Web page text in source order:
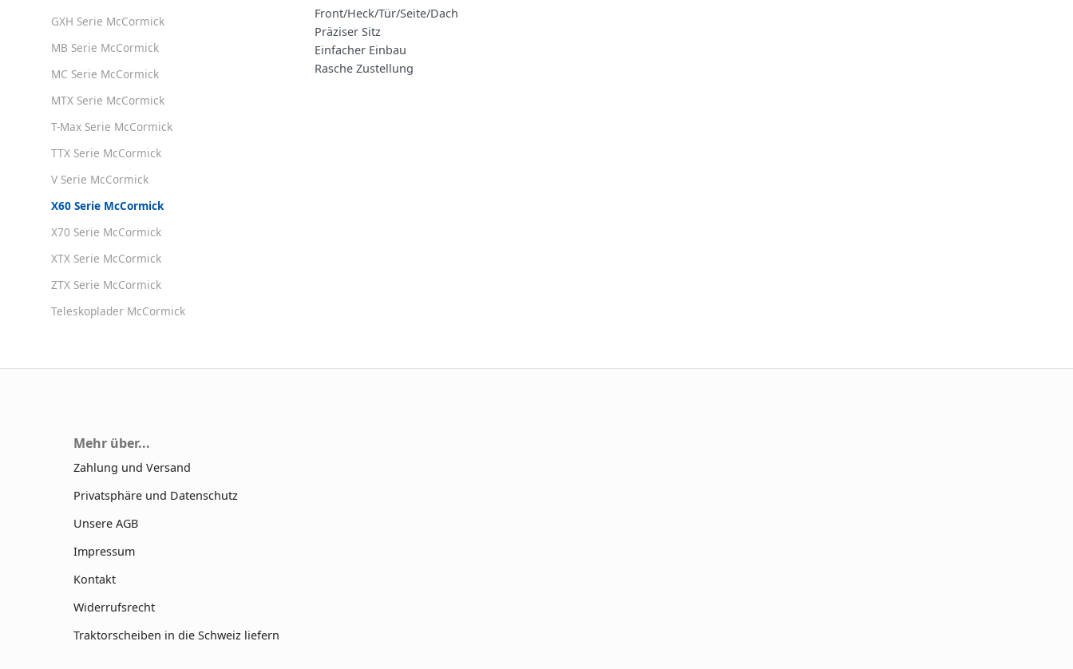
GXH Serie McCormick
MB Serie McCormick
MC Serie McCormick
MTX Serie McCormick
T-Max Serie McCormick
TTX Serie McCormick
V Serie McCormick
X60 Serie McCormick
X70 Serie McCormick
XTX Serie McCormick
ZTX Serie McCormick
Teleskoplader McCormick
Front/Heck/Tür/Seite/Dach
Präziser Sitz
Einfacher Einbau
Rasche Zustellung
Mehr über...
Zahlung und Versand
Privatsphäre und Datenschutz
Unsere AGB
Impressum
Kontakt
Widerrufsrecht
Traktorscheiben in die Schweiz liefern